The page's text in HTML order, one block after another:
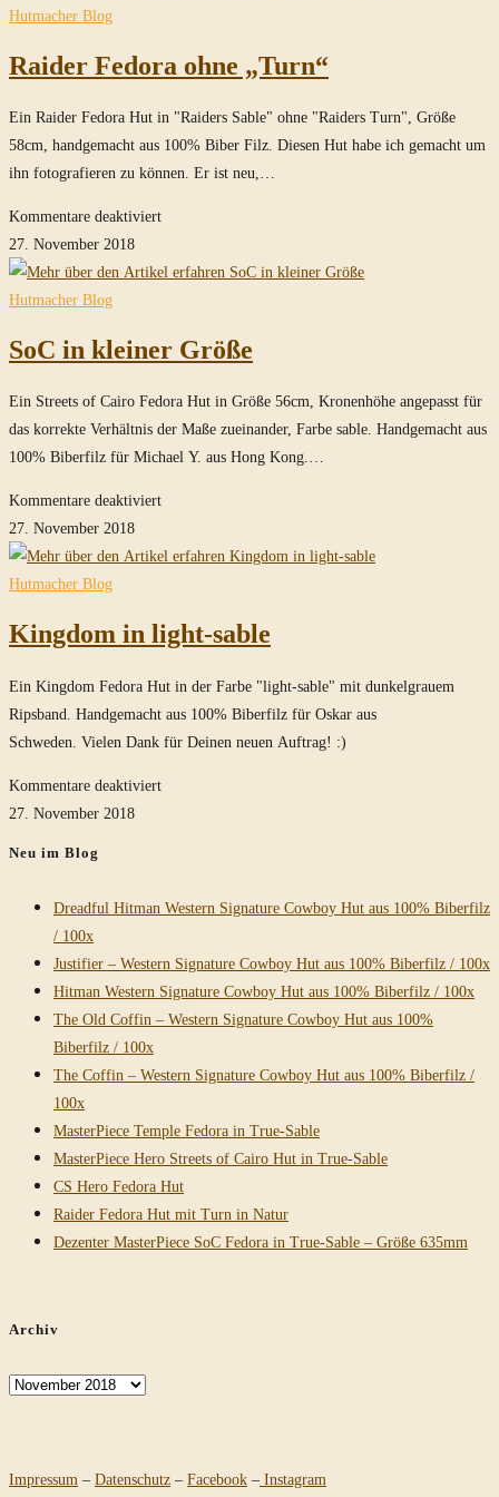
durchsuchen
Hutmacher Blog
Raider Fedora ohne „Turn“
Ein Raider Fedora Hut in "Raiders Sable" ohne "Raiders Turn", Größe
58cm, handgemacht aus 100% Biber Filz. Diesen Hut habe ich gemacht um
ihn fotografieren zu können. Er ist neu,…
Kommentare deaktiviertfür
Fedora
27. November 2018
Hutmacher Blog
SoC in kleiner Größe
Ein Streets of Cairo Fedora Hut in Größe 56cm, Kronenhöhe angepasst für
das korrekte Verhältnis der Maße zueinander, Farbe sable. Handgemacht aus
100% Biberfilz für Michael Y. aus Hong Kong.…
Kommentare deaktiviertfür
in
27. November 2018
Hutmacher Blog
Kingdom in light-sable
Ein Kingdom Fedora Hut in der Farbe "light-sable" mit dunkelgrauem
Ripsband. Handgemacht aus 100% Biberfilz für Oskar aus
Schweden. Vielen Dank für Deinen neuen Auftrag! :)
Kommentare deaktiviertfür
27. November 2018
Neu im Blog
Dreadful Hitman Western Signature Cowboy Hut aus 100% Biberfilz
/ 100x
Justifier – Western Signature Cowboy Hut aus 100% Biberfilz / 100x
Hitman Western Signature Cowboy Hut aus 100% Biberfilz / 100x
The Old Coffin – Western Signature Cowboy Hut aus 100%
Biberfilz / 100x
The Coffin – Western Signature Cowboy Hut aus 100% Biberfilz /
100x
MasterPiece Temple Fedora in True-Sable
MasterPiece Hero Streets of Cairo Hut in True-Sable
CS Hero Fedora Hut
Raider Fedora Hut mit Turn in Natur
Dezenter MasterPiece SoC Fedora in True-Sable – Größe 635mm
Archiv
Archiv
Impressum – Datenschutz – Facebook – Instagram